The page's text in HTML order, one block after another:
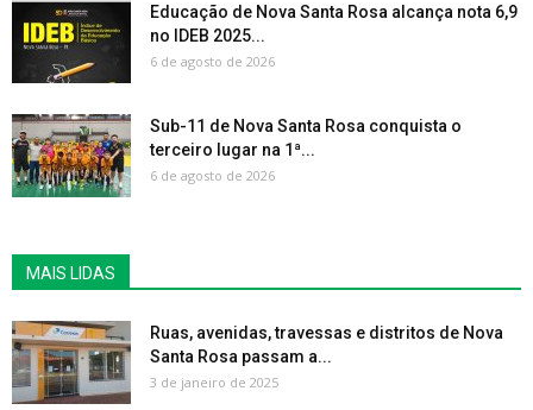
Educação de Nova Santa Rosa alcança nota 6,9
no IDEB 2025...
6 de agosto de 2026
Sub-11 de Nova Santa Rosa conquista o
terceiro lugar na 1ª...
6 de agosto de 2026
MAIS LIDAS
Ruas, avenidas, travessas e distritos de Nova
Santa Rosa passam a...
3 de janeiro de 2025